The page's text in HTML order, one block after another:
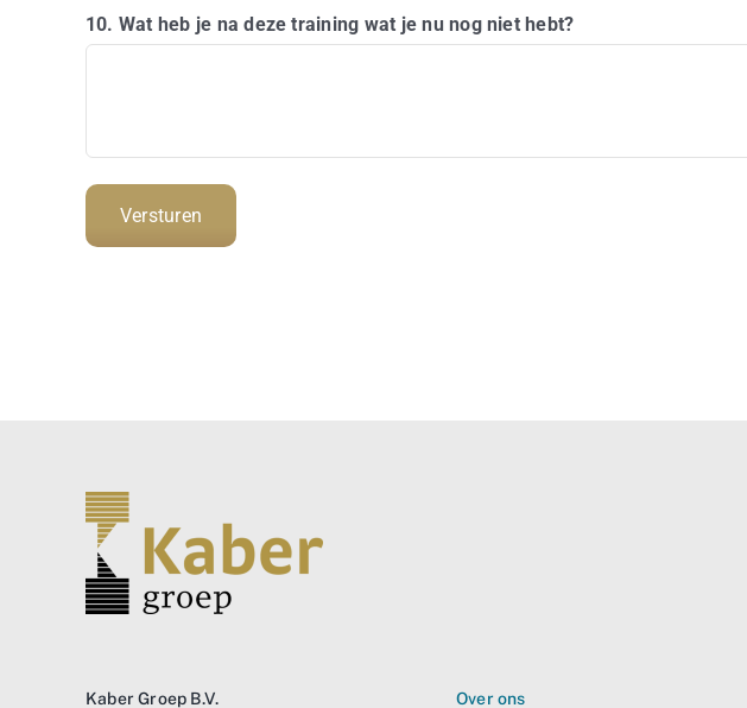
10. Wat heb je na deze training wat je nu nog niet hebt?
Kaber Groep B.V. Over ons